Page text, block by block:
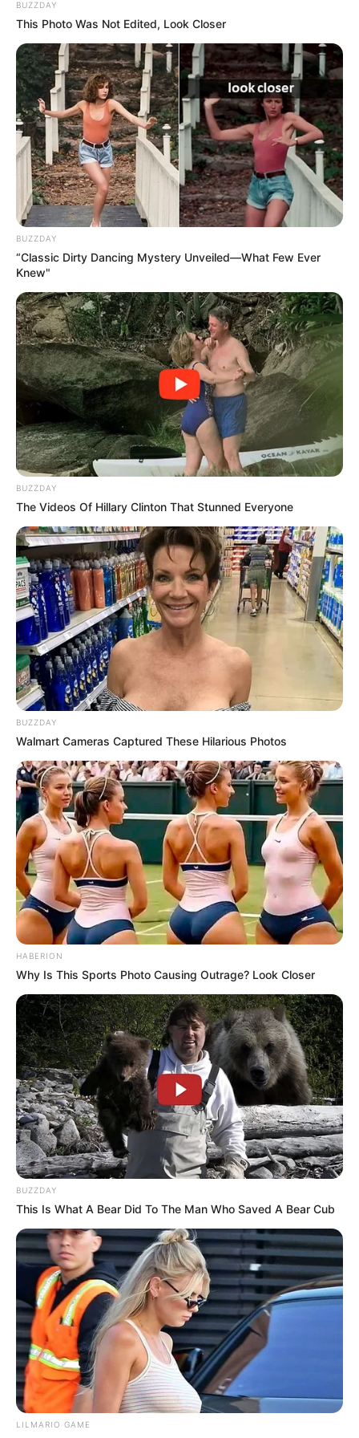
Me llamo Ruth. Tengo 73 años y toda mi vida ha estado
marcada por una ausencia silenciosa con la forma de
una niña llamada Clara.
Clara era mi hermana. Teníamos cinco años cuando
desapareció.
BUZZDAY
This Photo Was Not Edited, Look Closer
BUZZDAY
“Classic Dirty Dancing Mystery Unveiled—What Few Ever
Knew"
BUZZDAY
The Videos Of Hillary Clinton That Stunned Everyone
BUZZDAY
Walmart Cameras Captured These Hilarious Photos
HABERION
Why Is This Sports Photo Causing Outrage? Look Closer
BUZZDAY
This Is What A Bear Did To The Man Who Saved A Bear Cub
LILMARIO GAME